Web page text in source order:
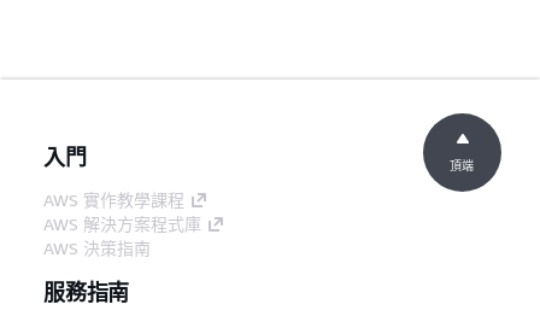
入門
AWS 實作教學課程
AWS 解決方案程式庫
AWS 決策指南
服務指南
頂端